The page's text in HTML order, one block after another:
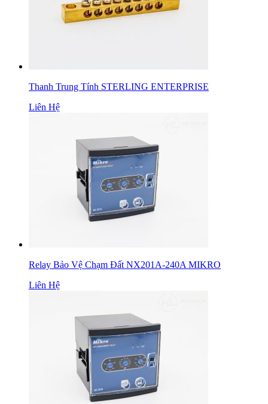
Thanh Trung Tính STERLING ENTERPRISE
Liên Hệ
Relay Bảo Vệ Chạm Đất NX201A-240A MIKRO
Liên Hệ